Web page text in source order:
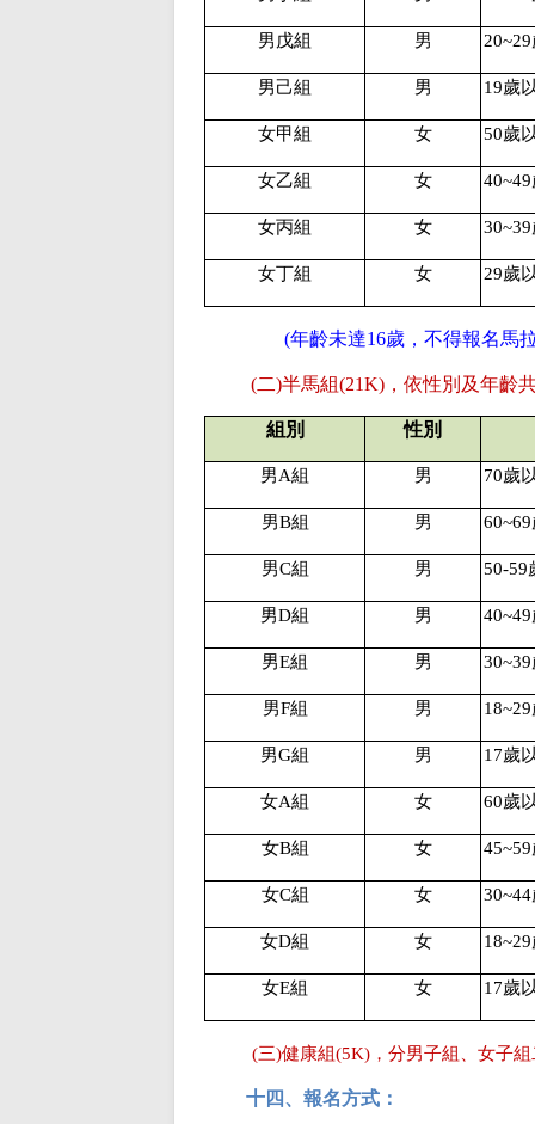
男戊組 男 20~29
男己組 男 19歲
女甲組 女 50歲
女乙組 女 40~49
女丙組 女 30~39
女丁組 女 29歲
(年齡未達16歲，不得報名馬
(二)半馬組(21K) ，依性別及年齡
組別 性別
男A組 男 70歲
男B組 男 60~69
男C組 男 50-59
男D組 男 40~49
男E組 男 30~39
男F組 男 18~29
男G組 男 17歲
女A組 女 60歲
女B組 女 45~59
女C組 女 30~44
女D組 女 18~29
女E組 女 17歲
(三)健康組(5K)，分男子組、女子組
十四、報名方式：